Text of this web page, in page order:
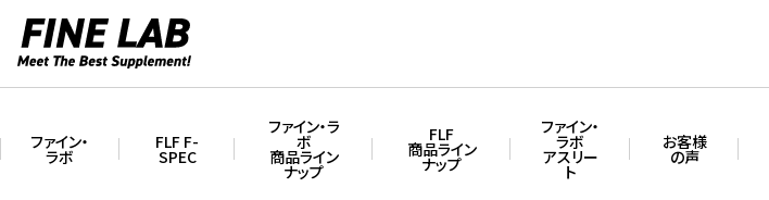
ファイン・
ラボ
FLF F-
SPEC
ファイン・ラ
ボ
商品ライン
ナップ
FLF
商品ライン
ナップ
ファイン・
ラボ
アスリー
ト
お客様
の声